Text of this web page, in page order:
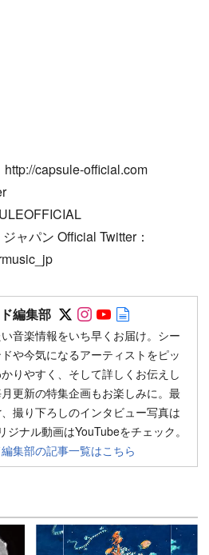
capsule-official.com
ャパン Official Twitter：
編集部 Follow on SNS
Follow on SNS
Follow on
音楽情報をいち早くお届け。シー
や今気になるアーティストをピッ
りやすく、そして詳しくお伝えし
更新の特集企画もお楽しみに。最
撮り下ろしのインタビュー写真は
ジナル動画はYouTubeをチェック。
集部の記事一覧はこちら